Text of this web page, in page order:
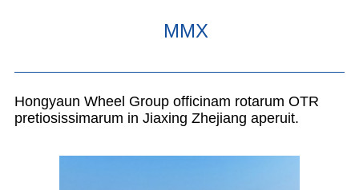
MMX
Hongyaun Wheel Group officinam rotarum OTR
pretiosissimarum in Jiaxing Zhejiang aperuit.